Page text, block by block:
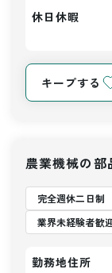
休日休暇
キープする
農業機械の部
完全週休二日制
業界未経験者歓
勤務地住所